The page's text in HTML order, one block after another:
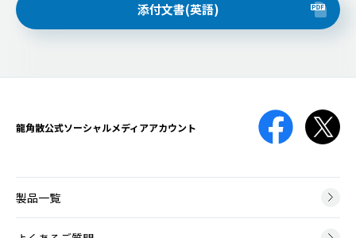
添付文書(英語)
龍角散公式ソーシャルメディアアカウント
製品一覧